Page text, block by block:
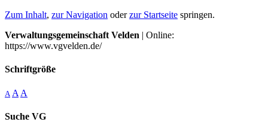
Zum Inhalt, zur Navigation oderzur Startseite springen.
Verwaltungsgemeinschaft Velden | Online:
https://www.vgvelden.de/
Schriftgröße
A A A
Suche VG